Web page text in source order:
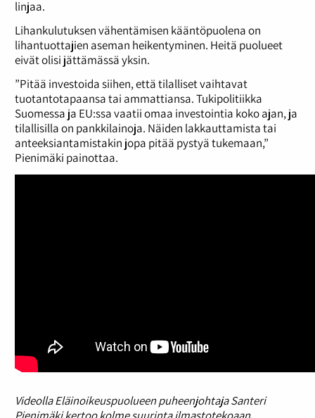
linjaa.
Lihankulutuksen vähentämisen kääntöpuolena on
lihantuottajien aseman heikentyminen. Heitä puolueet
eivät olisi jättämässä yksin.
”Pitää investoida siihen, että tilalliset vaihtavat
tuotantotapaansa tai ammattiansa. Tukipolitiikka
Suomessa ja EU:ssa vaatii omaa investointia koko ajan, ja
tilallisilla on pankkilainoja. Näiden lakkauttamista tai
anteeksiantamistakin jopa pitää pystyä tukemaan,”
Pienimäki painottaa.
Videolla Eläinoikeuspuolueen puheenjohtaja Santeri